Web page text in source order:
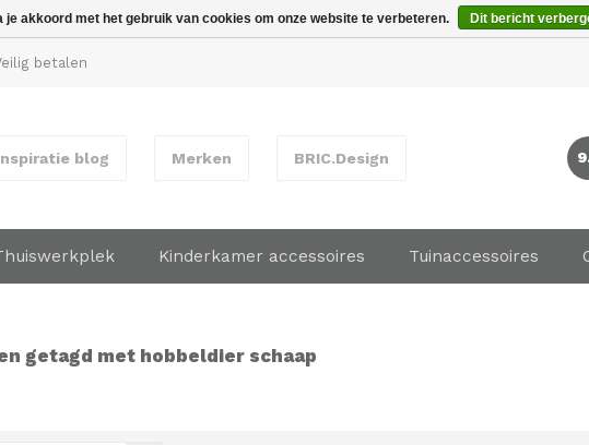
betalen
blog Merken BRIC.Design
Kinderkamer accessoires Tuinaccessoires
getagd met hobbeldier schaap
je akkoord met het gebruik van cookies om onze website te verbeteren. Dit bericht